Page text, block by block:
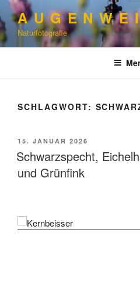
Zum
Inhalt
springen
A U G E N W E
Naturfotografie
SCHLAGWORT:
VERÖFFENTLICHT
AM
15. JANUAR 2026
Schwarzspecht,
und Grünfink